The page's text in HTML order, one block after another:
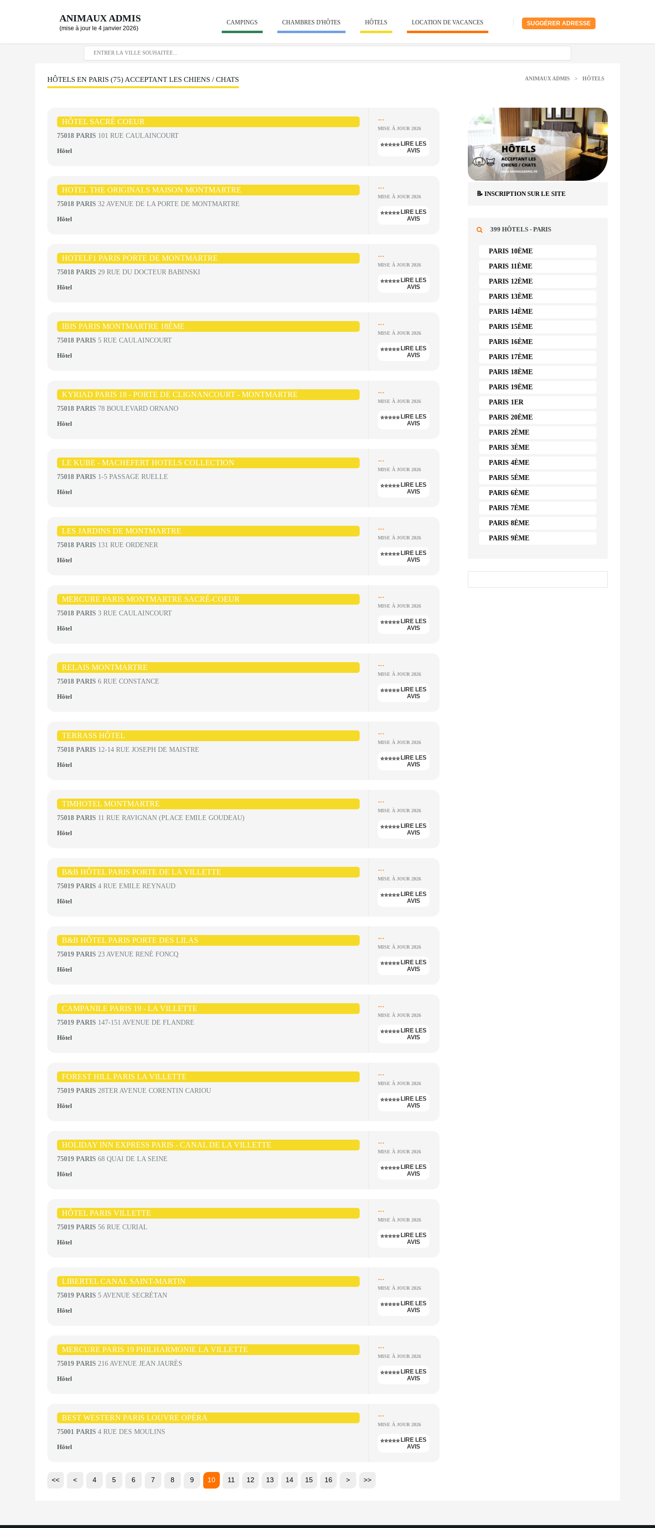
ANIMAUX ADMIS
(mise à jour le 4 janvier 2026)
SUGGÉRER ADRESSE
CAMPINGS CHAMBRES D'HÔTES HÔTELS LOCATION DE VACANCES
HÔTELS EN PARIS (75) ACCEPTANT LES CHIENS / CHATS ANIMAUX ADMIS > HÔTELS
HÔTEL SACRÉ COEUR
75018 PARIS 101 RUE CAULAINCOURT
Hôtel
...
MISE À JOUR 2026
⭐⭐⭐⭐⭐ LIRE LES
AVIS
HOTEL THE ORIGINALS MAISON MONTMARTRE
75018 PARIS 32 AVENUE DE LA PORTE DE MONTMARTRE
Hôtel
...
MISE À JOUR 2026
⭐⭐⭐⭐⭐ LIRE LES
AVIS
HOTELF1 PARIS PORTE DE MONTMARTRE
75018 PARIS 29 RUE DU DOCTEUR BABINSKI
Hôtel
...
MISE À JOUR 2026
⭐⭐⭐⭐⭐ LIRE LES
AVIS
IBIS PARIS MONTMARTRE 18ÈME
75018 PARIS 5 RUE CAULAINCOURT
Hôtel
...
MISE À JOUR 2026
⭐⭐⭐⭐⭐ LIRE LES
AVIS
KYRIAD PARIS 18 - PORTE DE CLIGNANCOURT - MONTMARTRE
75018 PARIS 78 BOULEVARD ORNANO
Hôtel
...
MISE À JOUR 2026
⭐⭐⭐⭐⭐ LIRE LES
AVIS
LE KUBE - MACHEFERT HOTELS COLLECTION
75018 PARIS 1-5 PASSAGE RUELLE
Hôtel
...
MISE À JOUR 2026
⭐⭐⭐⭐⭐ LIRE LES
AVIS
LES JARDINS DE MONTMARTRE
75018 PARIS 131 RUE ORDENER
Hôtel
...
MISE À JOUR 2026
⭐⭐⭐⭐⭐ LIRE LES
AVIS
MERCURE PARIS MONTMARTRE SACRÉ-COEUR
75018 PARIS 3 RUE CAULAINCOURT
Hôtel
...
MISE À JOUR 2026
⭐⭐⭐⭐⭐ LIRE LES
AVIS
RELAIS MONTMARTRE
75018 PARIS 6 RUE CONSTANCE
Hôtel
...
MISE À JOUR 2026
⭐⭐⭐⭐⭐ LIRE LES
AVIS
TERRASS HÔTEL
75018 PARIS 12-14 RUE JOSEPH DE MAISTRE
Hôtel
...
MISE À JOUR 2026
⭐⭐⭐⭐⭐ LIRE LES
AVIS
TIMHOTEL MONTMARTRE
75018 PARIS 11 RUE RAVIGNAN (PLACE EMILE GOUDEAU)
Hôtel
...
MISE À JOUR 2026
⭐⭐⭐⭐⭐ LIRE LES
AVIS
B&B HÔTEL PARIS PORTE DE LA VILLETTE
75019 PARIS 4 RUE EMILE REYNAUD
Hôtel
...
MISE À JOUR 2026
⭐⭐⭐⭐⭐ LIRE LES
AVIS
B&B HÔTEL PARIS PORTE DES LILAS
75019 PARIS 23 AVENUE RENÉ FONCQ
Hôtel
...
MISE À JOUR 2026
⭐⭐⭐⭐⭐ LIRE LES
AVIS
CAMPANILE PARIS 19 - LA VILLETTE
75019 PARIS 147-151 AVENUE DE FLANDRE
Hôtel
...
MISE À JOUR 2026
⭐⭐⭐⭐⭐ LIRE LES
AVIS
FOREST HILL PARIS LA VILLETTE
75019 PARIS 28TER AVENUE CORENTIN CARIOU
Hôtel
...
MISE À JOUR 2026
⭐⭐⭐⭐⭐ LIRE LES
AVIS
HOLIDAY INN EXPRESS PARIS - CANAL DE LA VILLETTE
75019 PARIS 68 QUAI DE LA SEINE
Hôtel
...
MISE À JOUR 2026
⭐⭐⭐⭐⭐ LIRE LES
AVIS
HÔTEL PARIS VILLETTE
75019 PARIS 56 RUE CURIAL
Hôtel
...
MISE À JOUR 2026
⭐⭐⭐⭐⭐ LIRE LES
AVIS
LIBERTEL CANAL SAINT-MARTIN
75019 PARIS 5 AVENUE SECRÉTAN
Hôtel
...
MISE À JOUR 2026
⭐⭐⭐⭐⭐ LIRE LES
AVIS
MERCURE PARIS 19 PHILHARMONIE LA VILLETTE
75019 PARIS 216 AVENUE JEAN JAURÈS
Hôtel
...
MISE À JOUR 2026
⭐⭐⭐⭐⭐ LIRE LES
AVIS
BEST WESTERN PARIS LOUVRE OPÉRA
75001 PARIS 4 RUE DES MOULINS
Hôtel
...
MISE À JOUR 2026
⭐⭐⭐⭐⭐ LIRE LES
AVIS
<< < 4 5 6 7 8 9 10 11 12 13 14 15 16 > >>
📝 INSCRIPTION SUR LE SITE
399 HÔTELS - PARIS
PARIS 10ÈME
PARIS 11ÈME
PARIS 12ÈME
PARIS 13ÈME
PARIS 14ÈME
PARIS 15ÈME
PARIS 16ÈME
PARIS 17ÈME
PARIS 18ÈME
PARIS 19ÈME
PARIS 1ER
PARIS 20ÈME
PARIS 2ÈME
PARIS 3ÈME
PARIS 4ÈME
PARIS 5ÈME
PARIS 6ÈME
PARIS 7ÈME
PARIS 8ÈME
PARIS 9ÈME